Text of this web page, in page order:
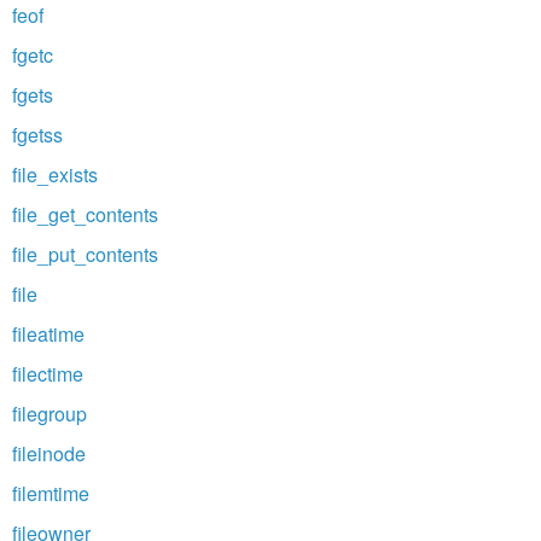
feof
fgetc
fgets
fgetss
file_exists
file_get_contents
file_put_contents
file
fileatime
filectime
filegroup
fileinode
filemtime
fileowner